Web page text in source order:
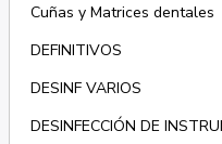
Cuñas y Matrices dentales
DEFINITIVOS
DESINF VARIOS
DESINFECCIÓN DE